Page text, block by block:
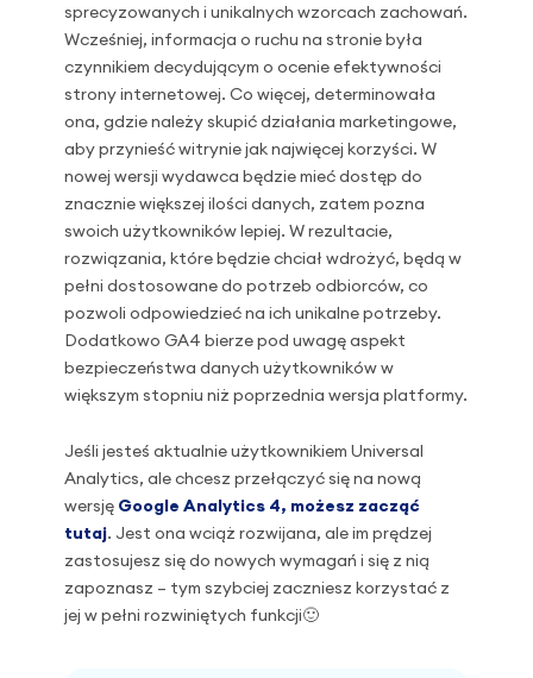
sprecyzowanych i unikalnych wzorcach zachowań.
Wcześniej, informacja o ruchu na stronie była
czynnikiem decydującym o ocenie efektywności
strony internetowej. Co więcej, determinowała
ona, gdzie należy skupić działania marketingowe,
aby przynieść witrynie jak najwięcej korzyści. W
nowej wersji wydawca będzie mieć dostęp do
znacznie większej ilości danych, zatem pozna
swoich użytkowników lepiej. W rezultacie,
rozwiązania, które będzie chciał wdrożyć, będą w
pełni dostosowane do potrzeb odbiorców, co
pozwoli odpowiedzieć na ich unikalne potrzeby.
Dodatkowo GA4 bierze pod uwagę aspekt
bezpieczeństwa danych użytkowników w
większym stopniu niż poprzednia wersja platformy.
Jeśli jesteś aktualnie użytkownikiem Universal
Analytics, ale chcesz przełączyć się na nową
wersję Google Analytics 4, możesz zacząć
tutaj. Jest ona wciąż rozwijana, ale im prędzej
zastosujesz się do nowych wymagań i się z nią
zapoznasz – tym szybciej zaczniesz korzystać z
jej w pełni rozwiniętych funkcji🙂